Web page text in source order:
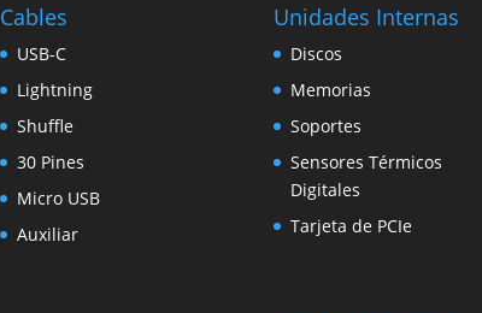
Cables
USB-C
Lightning
Shuffle
30 Pines
Micro USB
Auxiliar
Unidades Internas
Discos
Memorias
Soportes
Sensores Térmicos
Digitales
Tarjeta de PCIe